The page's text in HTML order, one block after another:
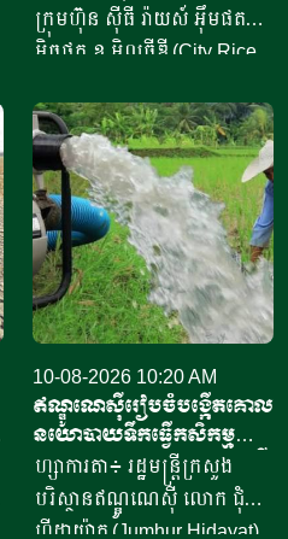
ផលិត និងផ្គត់ផ្គង់ស្រូវសែន
ក្រអូប
ក្រុមហ៊ុន ស៊ីធី រ៉ាយស៍ អ៊ឹមផត
អិចផត ខូ អិលធីឌី (City Rice
តំណាងដោយលោក លី លាង
បានចុះកិច្ចសន្យាកសិកម្មស្តីពីការ
ផលិតនិងផ្គត់ផ្គង់ស្រូវសែន
ក្រអូប រវាងក្រុមផលិតស្រូវស្រុក
ថ្មគោល តំណាងដោយលោកស្រី
ប៊ី សុខា និងក្រុមផលិតស្រូវស្រុក
បវេល តំណាងដោយលោក ចៅ
ធី។ កិច្ចសន្យានេះត្រូវបានធ្វើ
ឡើងនៅថ្ងៃទី៨ ខែសីហា
ឆ្នាំ២០២៦នេះ ស្របតាមគំនិត
ផ្តួចរបស់ ឯកឧត្តម បណ្ឌិត កៅ
ថាច អគ្គនាយក​ធនាគារ​អភិវឌ្ឍន៍​
ជនបទ​និងកសិកម្ម​ (ARDB )
10-08-2026 10:20 AM
ឥណ្ឌូណេស៊ីរៀបចំបង្កើតគោល
នយោបាយទឹកធ្វើកសិកម្ម
ដើម្បីការពារប្រភពទឹកក្រោមដី
ហ្សាការតា៖ រដ្ឋមន្ត្រីក្រសួង
បរិស្ថានឥណ្ឌូណេស៊ី លោក ជុំហ៊ួរ
ហ៊ីដាយ៉ាត (Jumhur Hidayat)